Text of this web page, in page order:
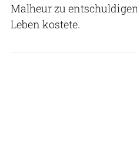
Malheur zu
Leben kostete.